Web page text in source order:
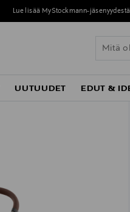
Lue lisää MyStockmann-jäsenyydestä
UUTUUDET EDUT &